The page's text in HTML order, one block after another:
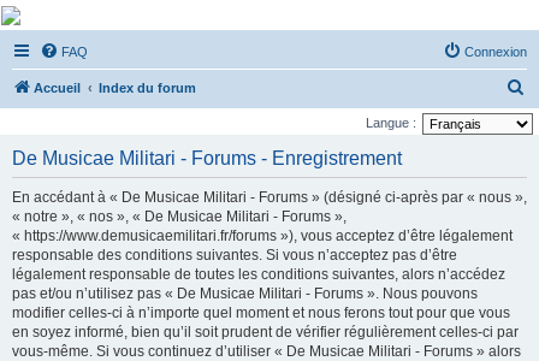
De Musicae Militari -
Forums
Forums de discussions
FAQ Connexion
Accueil Index du forum
e
e
Langue :
De Musicae Militari - Forums - Enregistrement
En accédant à « De Musicae Militari - Forums » (désigné ci-après par « nous »,
« notre », « nos », « De Musicae Militari - Forums »,
« https://www.demusicaemilitari.fr/forums »), vous acceptez d’être légalement
responsable des conditions suivantes. Si vous n’acceptez pas d’être
légalement responsable de toutes les conditions suivantes, alors n’accédez
pas et/ou n’utilisez pas « De Musicae Militari - Forums ». Nous pouvons
modifier celles-ci à n’importe quel moment et nous ferons tout pour que vous
en soyez informé, bien qu’il soit prudent de vérifier régulièrement celles-ci par
vous-même. Si vous continuez d’utiliser « De Musicae Militari - Forums » alors